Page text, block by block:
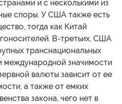
и с несколькими из
споры. У США также есть
тогда как Китай
В-третьих, США
транснациональных
международной значимости
валюты зависит от ее
а также от емких
закона, чего нет в